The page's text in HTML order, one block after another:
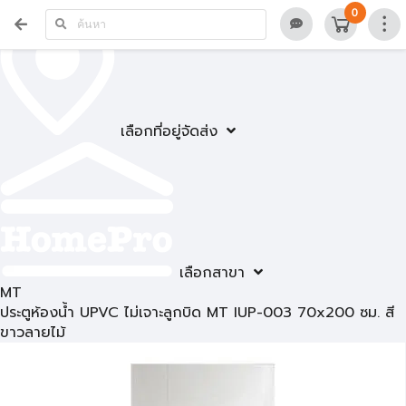
เลือกที่อยู่จัดส่ง
เลือกสาขา
0
MT
ประตูห้องน้ำ UPVC ไม่เจาะลูกบิด MT IUP-003 70x200 ซม. สี
ขาวลายไม้